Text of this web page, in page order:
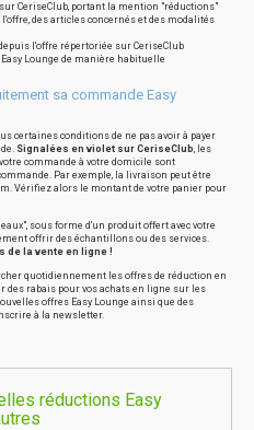
CeriseClub, portant la mention "réductions"
des articles concernés et des modalités
l'offre répertoriée sur CeriseClub
Lounge de manière habituelle
sa commande Easy
certaines conditions de ne pas avoir à payer
Signalées en violet sur CeriseClub, les
commande à votre domicile sont
Par exemple, la livraison peut être
Vérifiez alors le montant de votre panier pour
sous forme d'un produit offert avec votre
offrir des échantillons ou des services.
de la vente en ligne !
quotidiennement les offres de réduction en
des rabais pour vos achats en ligne sur les
offres Easy Lounge ainsi que des
à la newsletter.
réductions Easy